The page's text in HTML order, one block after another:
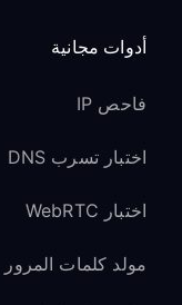
أدوات مجانية
فاحص IP
اختبار تسرب DNS
اختبار WebRTC
مولد كلمات المرور